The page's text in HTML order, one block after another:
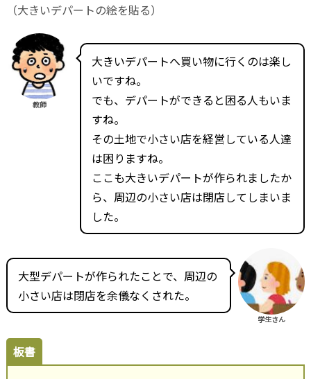
（大きいデパートの絵を貼る）
教師
大きいデパートへ買い物に行くのは楽し
いですね。
でも、デパートができると困る人もいま
すね。
その土地で小さい店を経営している人達
は困りますね。
ここも大きいデパートが作られましたか
ら、周辺の小さい店は閉店してしまいま
した。
大型デパートが作られたことで、周辺の
小さい店は閉店を余儀なくされた。
学生さん
板書